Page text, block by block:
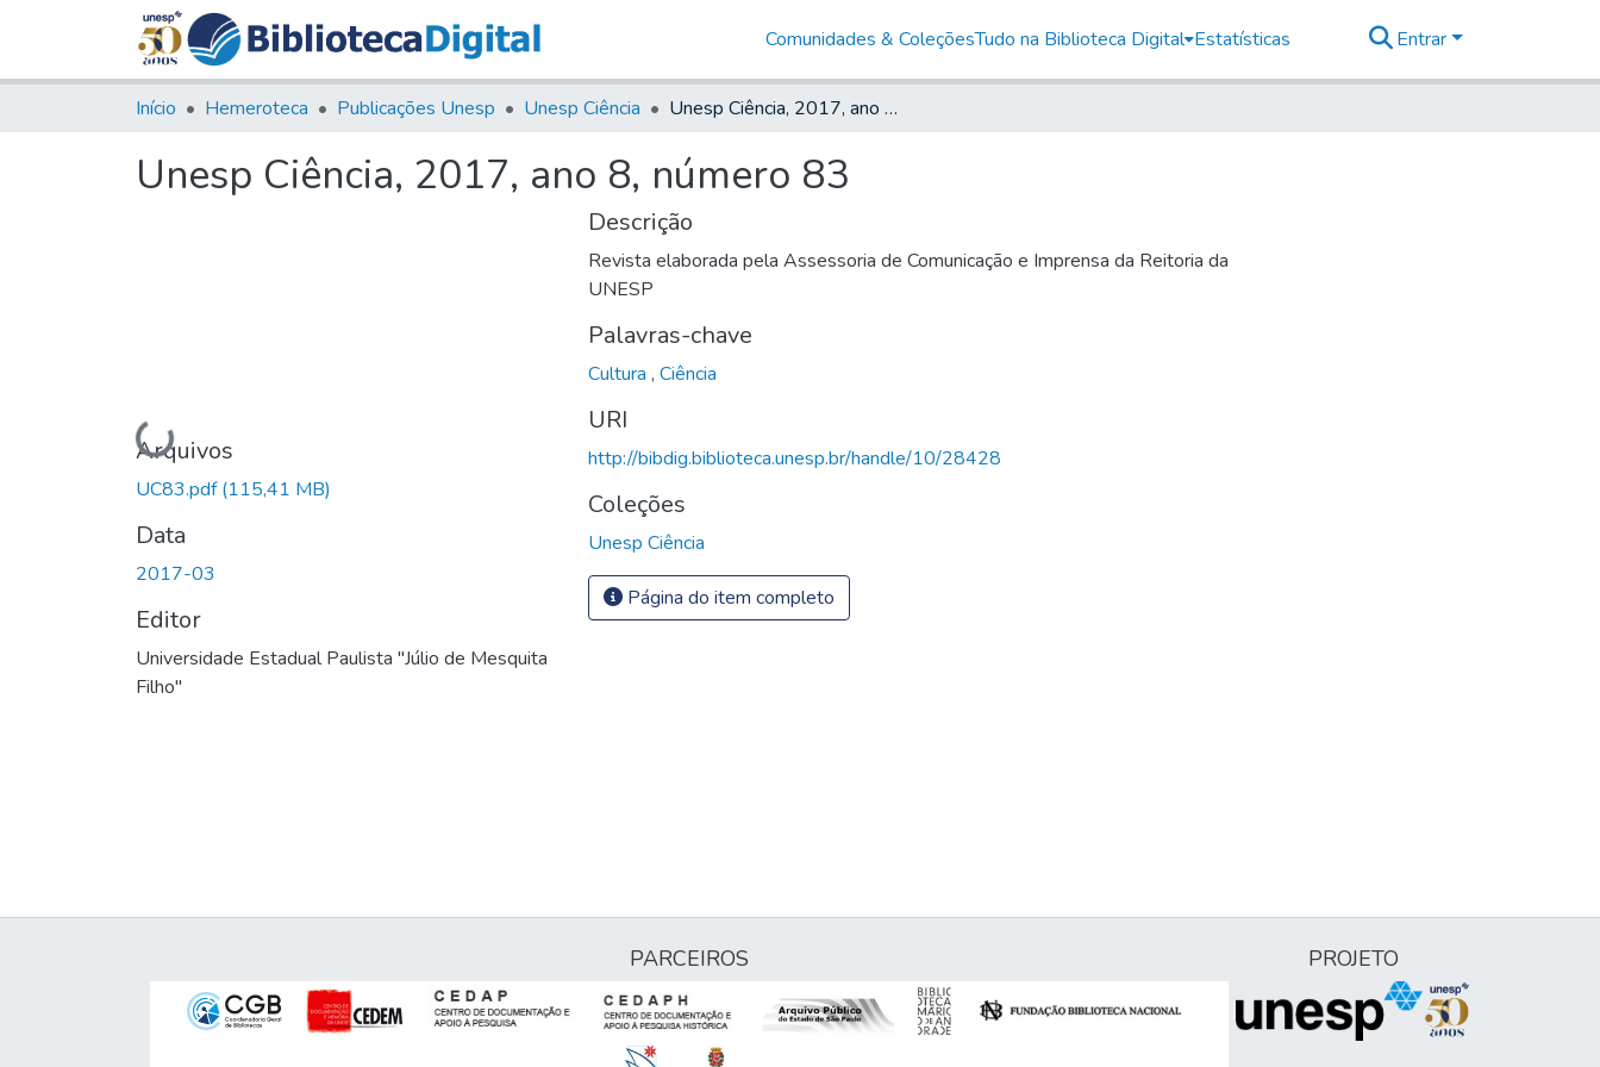
Comunidades & ColeçõesTudo na Biblioteca Digital Estatísticas Entrar
Início Hemeroteca Publicações Unesp Unesp Ciência Unesp Ciência, 2017, ano 8, número 83
Unesp Ciência, 2017, ano 8, número 83
Carregando...
Arquivos
UC83.pdf(115,41 MB)
Data
2017-03
Editor
Universidade Estadual Paulista "Júlio de Mesquita
Filho"
Descrição
Revista elaborada pela Assessoria de Comunicação e Imprensa da Reitoria da
UNESP
Palavras-chave
Cultura , Ciência
URI
http://bibdig.biblioteca.unesp.br/handle/10/28428
Coleções
Unesp Ciência
Página do item completo
PARCEIROS PROJETO